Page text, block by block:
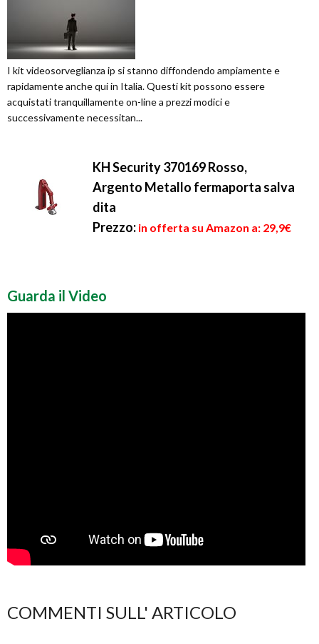
I kit videosorveglianza ip si stanno diffondendo ampiamente e
rapidamente anche qui in Italia. Questi kit possono essere
acquistati tranquillamente on-line a prezzi modici e
successivamente necessitan...
KH Security 370169 Rosso,
Argento Metallo fermaporta salva
dita
Prezzo: in offerta su Amazon a: 29,9€
Guarda il Video
COMMENTI SULL' ARTICOLO